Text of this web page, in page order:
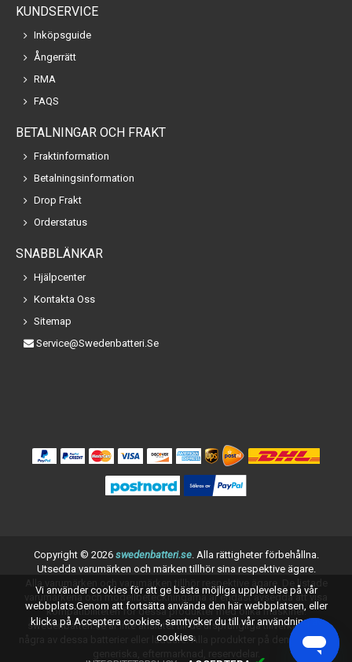
KUNDSERVICE
Inköpsguide
Ångerrätt
RMA
FAQS
BETALNINGAR OCH FRAKT
Fraktinformation
Betalningsinformation
Drop Frakt
Orderstatus
SNABBLÄNKAR
Hjälpcenter
Kontakta Oss
Sitemap
Service@swedenbatteri.se
Copyright © 2026 swedenbatteri.se. Alla rättigheter förbehållna.
Utsedda varumärken och märken tillhör sina respektive ägare.
Alla varumärken och varumärken tillhör respektive ägare. De listade
varumärkena och modellbeteckningarna är endast avsedda att visa
kompatibiliteten för dessa produkter med olika maskiner.
swedenbatteri.se är inte anslutet till de ursprungliga tillverkarna av
några av dessa batterier eller laddare. Alla produkter på denna sida är
Vi använder cookies för att ge bästa möjliga upplevelse på vår
webbplats.Genom att fortsätta använda den här webbplatsen, eller
klicka på Acceptera cookies, samtycker du till vår användning av
cookies.